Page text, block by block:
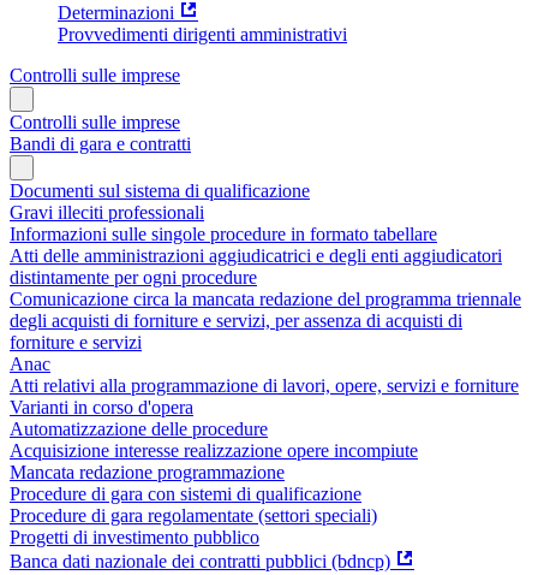
Determinazioni
Provvedimenti dirigenti amministrativi
Controlli sulle imprese
Controlli sulle imprese
Bandi di gara e contratti
Documenti sul sistema di qualificazione
Gravi illeciti professionali
Informazioni sulle singole procedure in formato tabellare
Atti delle amministrazioni aggiudicatrici e degli enti aggiudicatori
distintamente per ogni procedure
Comunicazione circa la mancata redazione del programma triennale
degli acquisti di forniture e servizi, per assenza di acquisti di
forniture e servizi
Anac
Atti relativi alla programmazione di lavori, opere, servizi e forniture
Varianti in corso d'opera
Automatizzazione delle procedure
Acquisizione interesse realizzazione opere incompiute
Mancata redazione programmazione
Procedure di gara con sistemi di qualificazione
Procedure di gara regolamentate (settori speciali)
Progetti di investimento pubblico
Banca dati nazionale dei contratti pubblici (bdncp)